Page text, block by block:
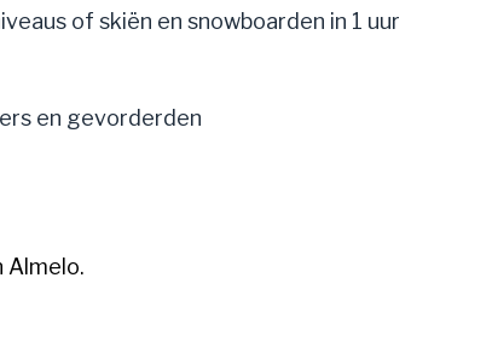
of skiën en snowboarden in 1 uur
en gevorderden
Almelo.